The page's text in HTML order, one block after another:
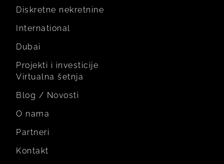
Diskretne nekretnine
International
Dubai
Projekti i investicije
Virtualna šetnja
Blog / Novosti
O nama
Partneri
Kontakt